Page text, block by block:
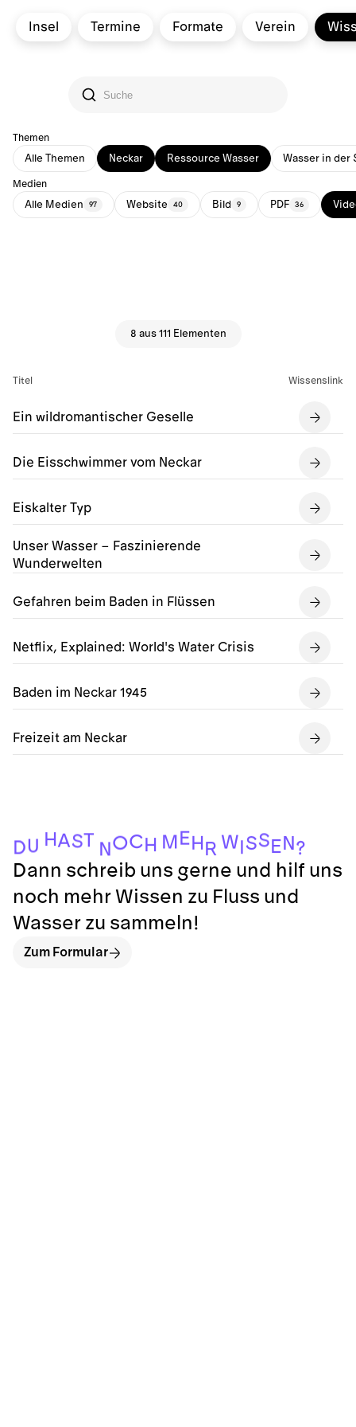
Insel Termine Formate Verein
Themen
Alle Themen Neckar Ressource Wasser Wasser in der
Medien
Alle Medien 97 Website 40 Bild 9 PDF 36
8 aus 111 Elementen
Titel Wissenslink
Ein wildromantischer Geselle
Die Eisschwimmer vom Neckar
Eiskalter Typ
Unser Wasser – Faszinierende
Wunderwelten
Gefahren beim Baden in Flüssen
Netflix, Explained: World's Water Crisis
Baden im Neckar 1945
Freizeit am Neckar
DU H AST NOC H M E H R WISS E N ?
Dann schreib uns gerne und hilf uns
noch mehr Wissen zu Fluss und
Wasser zu sammeln!
Zum Formular